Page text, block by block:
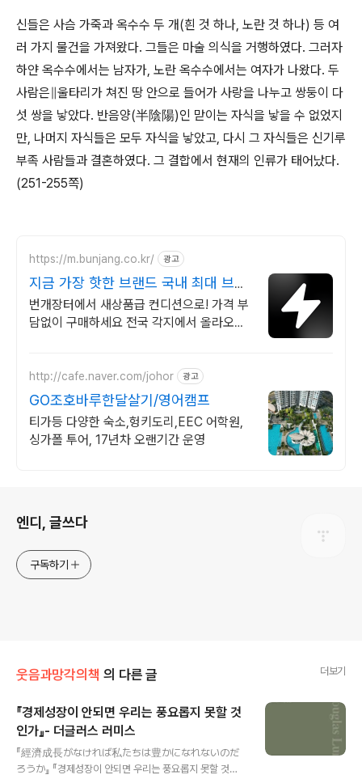
신들은 사슴 가죽과 옥수수 두 개(흰 것 하나, 노란 것 하나) 등 여
러 가지 물건을 가져왔다. 그들은 마술 의식을 거행하였다. 그러자
하얀 옥수수에서는 남자가, 노란 옥수수에서는 여자가 나왔다. 두
사람은∥울타리가 쳐진 땅 안으로 들어가 사랑을 나누고 쌍둥이 다
섯 쌍을 낳았다. 반음양(半陰陽)인 맏이는 자식을 낳을 수 없었지
만, 나머지 자식들은 모두 자식을 낳았고, 다시 그 자식들은 신기루
부족 사람들과 결혼하였다. 그 결합에서 현재의 인류가 태어났다.
(251-255쪽)
https://m.bunjang.co.kr/ 광고
지금 가장 핫한 브랜드 국내 최대 브랜
드 중고거래
번개장터에서 새상품급 컨디션으로! 가격 부
담없이 구매하세요 전국 각지에서 올라오는
http://cafe.naver.com/johor 광고
GO조호바루한달살기/영어캠프
티가등 다양한 숙소,헝키도리,EEC 어학원,
싱가폴 투어, 17년차 오랜기간 운영
엔디, 글쓰다
구독하기
웃음과망각의책 의 다른 글 더보기
『경제성장이 안되면 우리는 풍요롭지 못할 것
인가』- 더글러스 러미스
『經濟成長がなければ私たちは豊かになれないのだ
ろうか』 『경제성장이 안되면 우리는 풍요롭지 못할 것인